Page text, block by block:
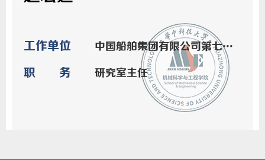
工作单位 中国船舶集团有限公司第七一七研究所
职务 研究室主任